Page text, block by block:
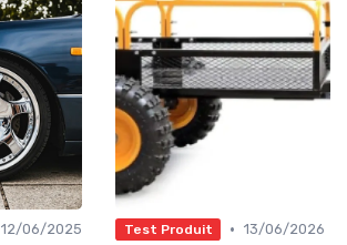
12/06/2025
Test Produit • 13/06/2026